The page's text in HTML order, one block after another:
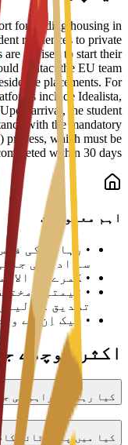
for finding housing in
residences to private
are advised to start their
contact the EU team
placements. For
include Idealista,
arrival, the student
with the mandatory
process, which must be
within 30 days.
اہم معلومات
• رہائش کی
سے ادا کی
• کمرے کی
• قیمتیں
تصدیق کر
• چیک اِن کے
اکثر پوچھے
کیا رہائش فراہم کی
کیا میں پارٹ ٹائم